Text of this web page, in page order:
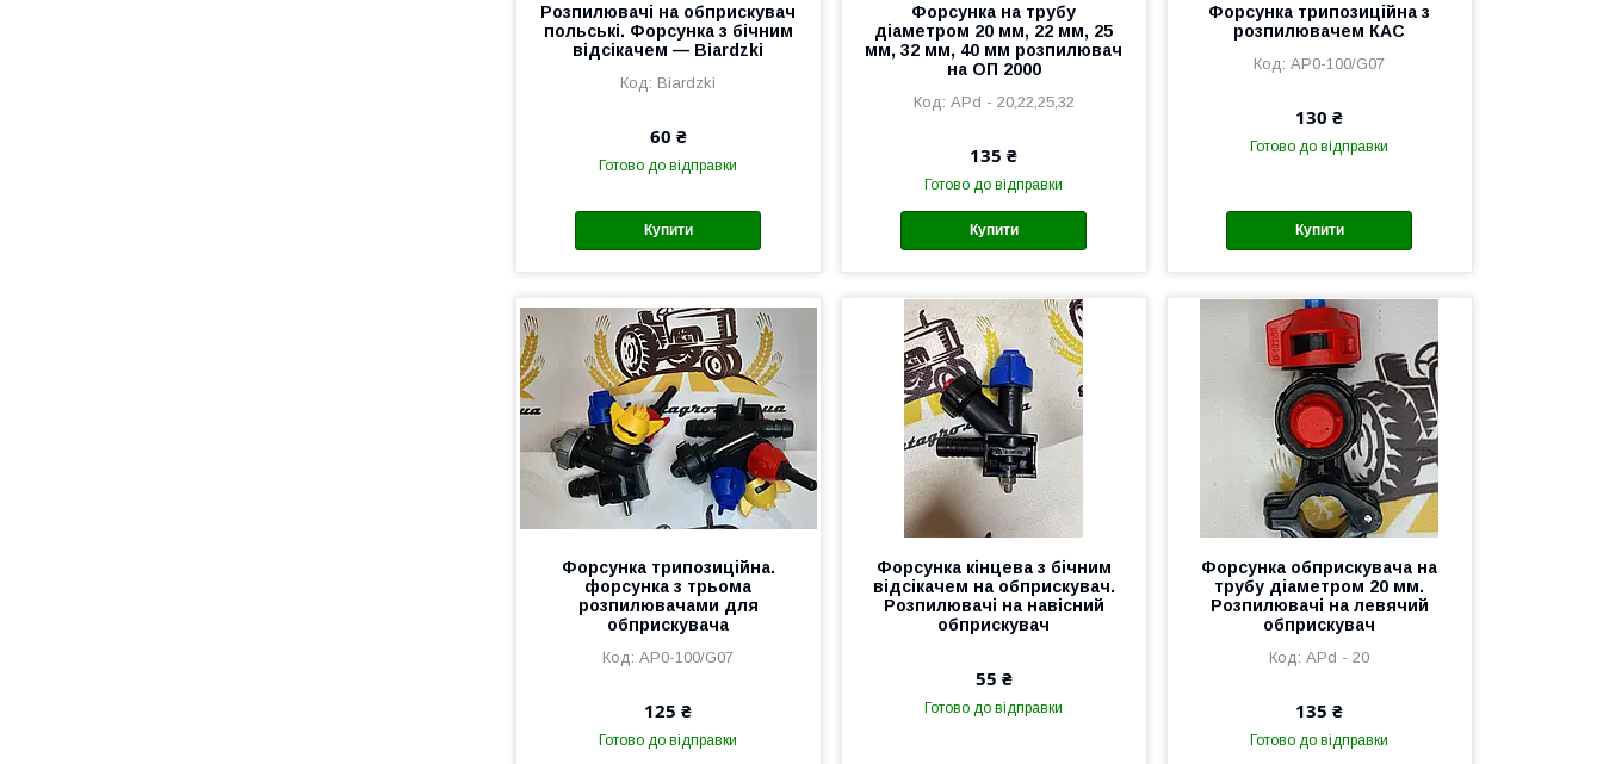
Розпилювачі на обприскувач
польські. Форсунка з бічним
відсікачем — Biardzki
Biardzki
60 ₴
Готово до відправки
Купити
Форсунка на трубу
діаметром 20 мм, 22 мм, 25
мм, 32 мм, 40 мм розпилювач
на ОП 2000
АРd - 20,22,25,32
135 ₴
Готово до відправки
Купити
Форсунка трипозиційна з
розпилювачем КАС
AP0-100/G07
130 ₴
Готово до відправки
Купити
Форсунка трипозиційна.
форсунка з трьома
розпилювачами для
обприскувача
AP0-100/G07
125 ₴
Готово до відправки
Форсунка кінцева з бічним
відсікачем на обприскувач.
Розпилювачі на навісний
обприскувач
55 ₴
Готово до відправки
Форсунка обприскувача на
трубу діаметром 20 мм.
Розпилювачі на левячий
обприскувач
АРd - 20
135 ₴
Готово до відправки